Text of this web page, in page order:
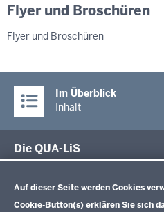
Auf dieser Seite werden Cookies
Cookie-Button(s) erklären Sie sich
Flyer und Broschüren
Flyer und Broschüren
Im Überblick
Inhalt
Die QUA-LiS
Schulentwicklung NRW